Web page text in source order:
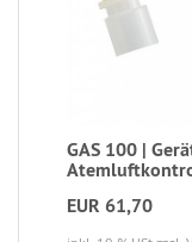
GAS 100 |
EUR 61,70